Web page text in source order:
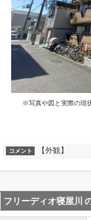
※写真や図と実際の現
コメント 【外観】
フリーディオ寝屋川